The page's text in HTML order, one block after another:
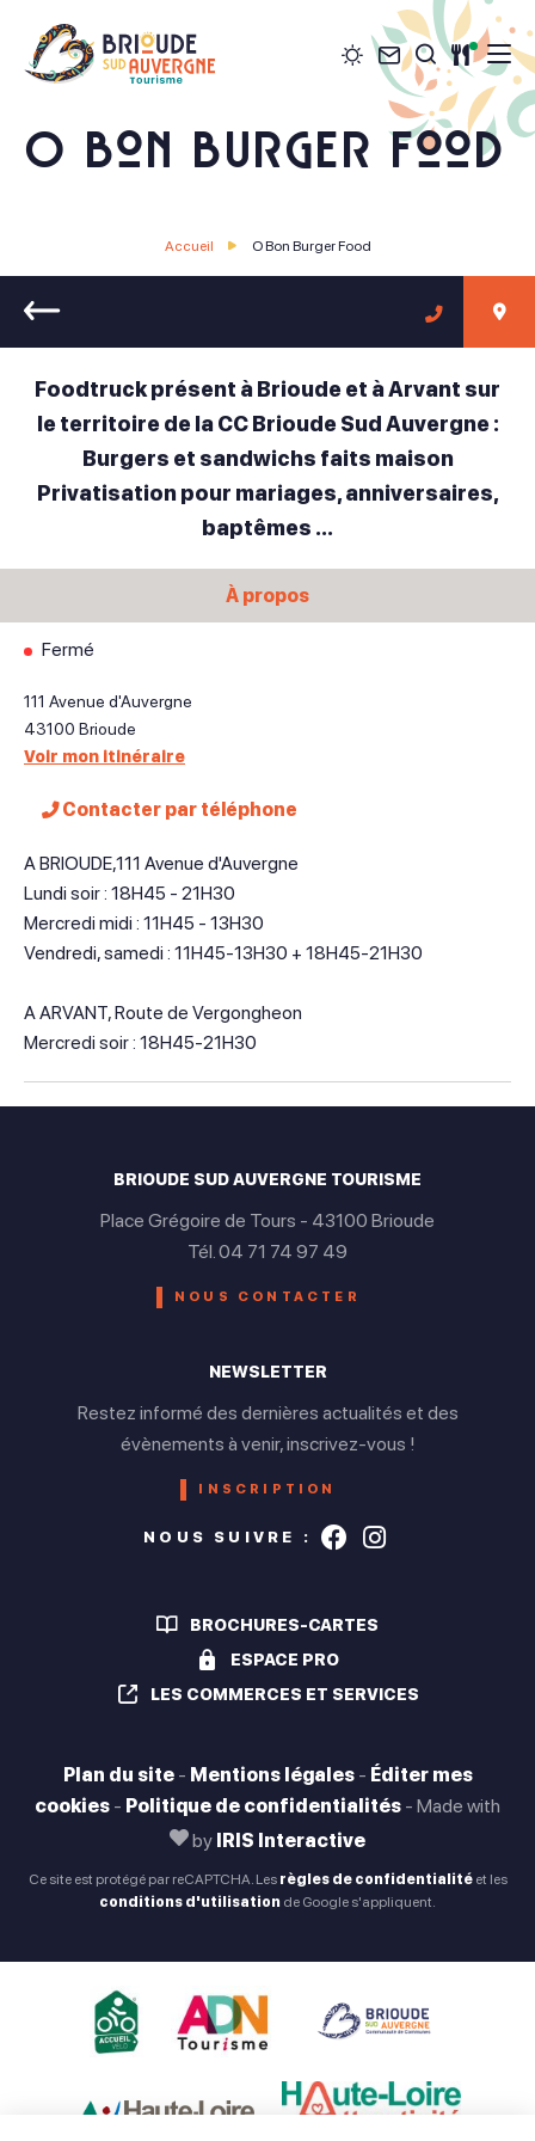
MétéoContact
Je
O Bon Burger Food
Accueil O Bon Burger Food
Retour
Foodtruck présent à Brioude et à Arvant sur
le territoire de la CC Brioude Sud Auvergne :
Burgers et sandwichs faits maison
Privatisation pour mariages, anniversaires,
baptêmes ...
À propos
Fermé
111 Avenue d'Auvergne
43100 Brioude
Voir mon itinéraire
Contacter par téléphone
A BRIOUDE,111 Avenue d'Auvergne
Lundi soir : 18H45 - 21H30
Mercredi midi : 11H45 - 13H30
Vendredi, samedi : 11H45-13H30 + 18H45-21H30
A ARVANT, Route de Vergongheon
Mercredi soir : 18H45-21H30
BRIOUDE SUD AUVERGNE TOURISME
Place Grégoire de Tours - 43100 Brioude
Tél. 04 71 74 97 49
NOUS CONTACTER
NEWSLETTER
Restez informé des dernières actualités et des
évènements à venir, inscrivez-vous !
INSCRIPTION
NOUS SUIVRE : Suivez-nous
Suivez-
BROCHURES-CARTES
ESPACE PRO
LES COMMERCES ET SERVICES
Plan du site - Mentions légales - Éditer mes
cookies - Politique de confidentialités - Made with
by IRIS Interactive
Ce site est protégé par reCAPTCHA. Les règles de confidentialitéet les
conditions d'utilisation de Google s'appliquent.